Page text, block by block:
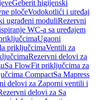
Geberit higijenski
pločeVodokotlići i uređaj
ugrađeni moduliRezervni
WC-a sa uređajem
Ugaoni
priključcimaVentili za
Rezervni delovi za
Sa FlowFit priključcima za
CompactSa Mapress
delovi za Zaporni ventili i
delovi za Sa